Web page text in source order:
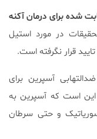
شده برای درمان آکنه
در مورد استیل
قرار نگرفته است.
آسپرین برای
این است که آسپرین به
و حتی سرطان